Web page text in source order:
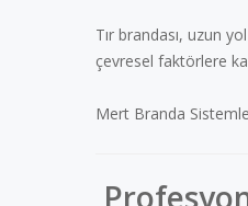
Tır brandası, uzun
çevresel faktörlere
Mert Branda